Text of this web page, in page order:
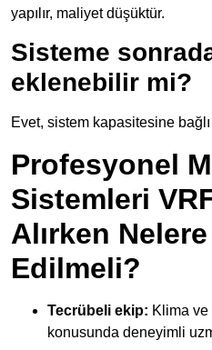
yapılır, maliyet düşüktür.
Sisteme
eklenebilir mi?
Evet, sistem kapasitesine
Profesyonel
Sistemleri
Alırken
Edilmeli?
Tecrübeli ekip: Klima ve
konusunda deneyimli